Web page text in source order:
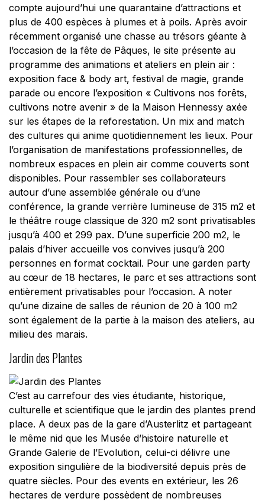
compte aujourd’hui une quarantaine d’attractions et
plus de 400 espèces à plumes et à poils. Après avoir
récemment organisé une chasse au trésors géante à
l’occasion de la fête de Pâques, le site présente au
programme des animations et ateliers en plein air :
exposition face & body art, festival de magie, grande
parade ou encore l’exposition « Cultivons nos forêts,
cultivons notre avenir » de la Maison Hennessy axée
sur les étapes de la reforestation. Un mix and match
des cultures qui anime quotidiennement les lieux. Pour
l’organisation de manifestations professionnelles, de
nombreux espaces en plein air comme couverts sont
disponibles. Pour rassembler ses collaborateurs
autour d’une assemblée générale ou d’une
conférence, la grande verrière lumineuse de 315 m2 et
le théâtre rouge classique de 320 m2 sont privatisables
jusqu’à 400 et 299 pax. D’une superficie 200 m2, le
palais d’hiver accueille vos convives jusqu’à 200
personnes en format cocktail. Pour une garden party
au cœur de 18 hectares, le parc et ses attractions sont
entièrement privatisables pour l’occasion. A noter
qu’une dizaine de salles de réunion de 20 à 100 m2
sont également de la partie à la maison des ateliers, au
milieu des marais.
Jardin des Plantes
C’est au carrefour des vies étudiante, historique,
culturelle et scientifique que le jardin des plantes prend
place. A deux pas de la gare d’Austerlitz et partageant
le même nid que les Musée d’histoire naturelle et
Grande Galerie de l’Evolution, celui-ci délivre une
exposition singulière de la biodiversité depuis près de
quatre siècles. Pour des events en extérieur, les 26
hectares de verdure possèdent de nombreuses